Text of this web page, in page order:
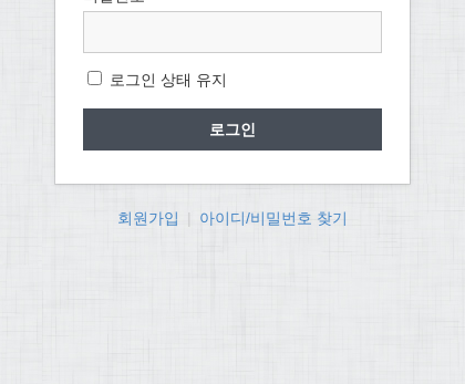
로그인 상태 유지
회원가입 | 아이디/비밀번호 찾기